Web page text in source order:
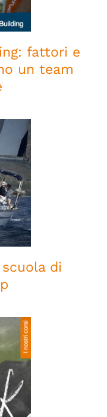
fattori e
un team
di